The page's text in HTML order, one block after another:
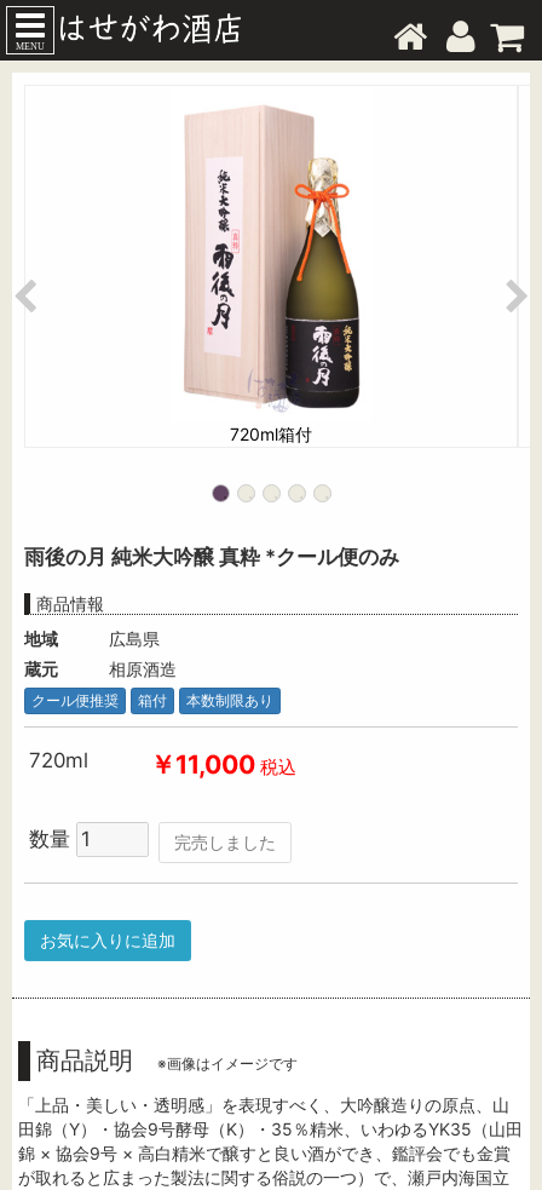
MENU
720ml箱付
雨後の月 純米大吟醸 真粋 *クール便のみ
商品情報
地域
広島県
蔵元
相原酒造
クール便推奨 箱付 本数制限あり
720ml ￥11,000 税込
数量 完売しました
お気に入りに追加
商品説明 ※画像はイメージです
「上品・美しい・透明感」を表現すべく、大吟醸造りの原点、山
田錦（Y）・協会9号酵母（K）・35％精米、いわゆるYK35（山田
錦 × 協会9号 × 高白精米で醸すと良い酒ができ、鑑評会でも金賞
が取れると広まった製法に関する俗説の一つ）で、瀬戸内海国立